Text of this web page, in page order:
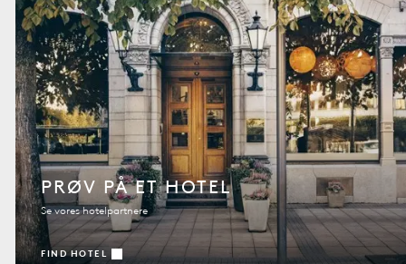
PRØV PÅ ET HOTEL
Se vores hotelpartnere
FIND HOTEL